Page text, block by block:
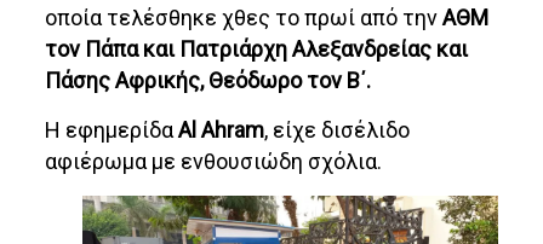
οποία τελέσθηκε χθες το πρωί από τηνΑΘΜ
τον Πάπα και Πατριάρχη Αλεξανδρείας και
Πάσης Αφρικής, Θεόδωρο τον Β΄.
Η εφημερίδαAl Ahram, είχε δισέλιδο
αφιέρωμα με ενθουσιώδη σχόλια.